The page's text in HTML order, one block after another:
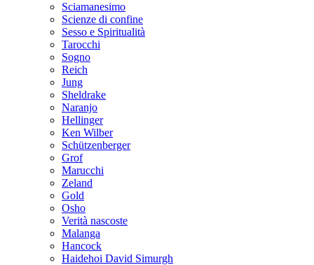
Sciamanesimo
Scienze di confine
Sesso e Spiritualità
Tarocchi
Sogno
Reich
Jung
Sheldrake
Naranjo
Hellinger
Ken Wilber
Schützenberger
Grof
Marucchi
Zeland
Gold
Osho
Verità nascoste
Malanga
Hancock
Haidehoi David Simurgh